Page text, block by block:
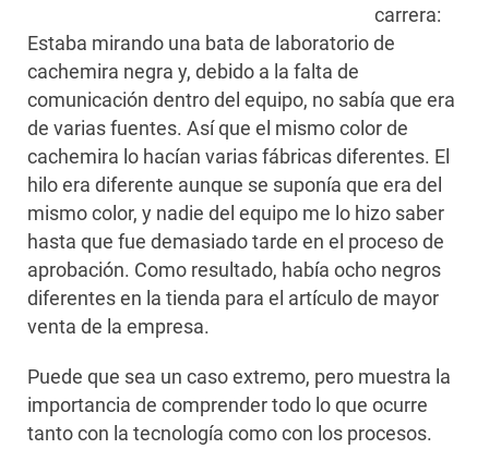
carrera:
Estaba mirando una bata de laboratorio de
cachemira negra y, debido a la falta de
comunicación dentro del equipo, no sabía que era
de varias fuentes. Así que el mismo color de
cachemira lo hacían varias fábricas diferentes. El
hilo era diferente aunque se suponía que era del
mismo color, y nadie del equipo me lo hizo saber
hasta que fue demasiado tarde en el proceso de
aprobación. Como resultado, había ocho negros
diferentes en la tienda para el artículo de mayor
venta de la empresa.
Puede que sea un caso extremo, pero muestra la
importancia de comprender todo lo que ocurre
tanto con la tecnología como con los procesos.